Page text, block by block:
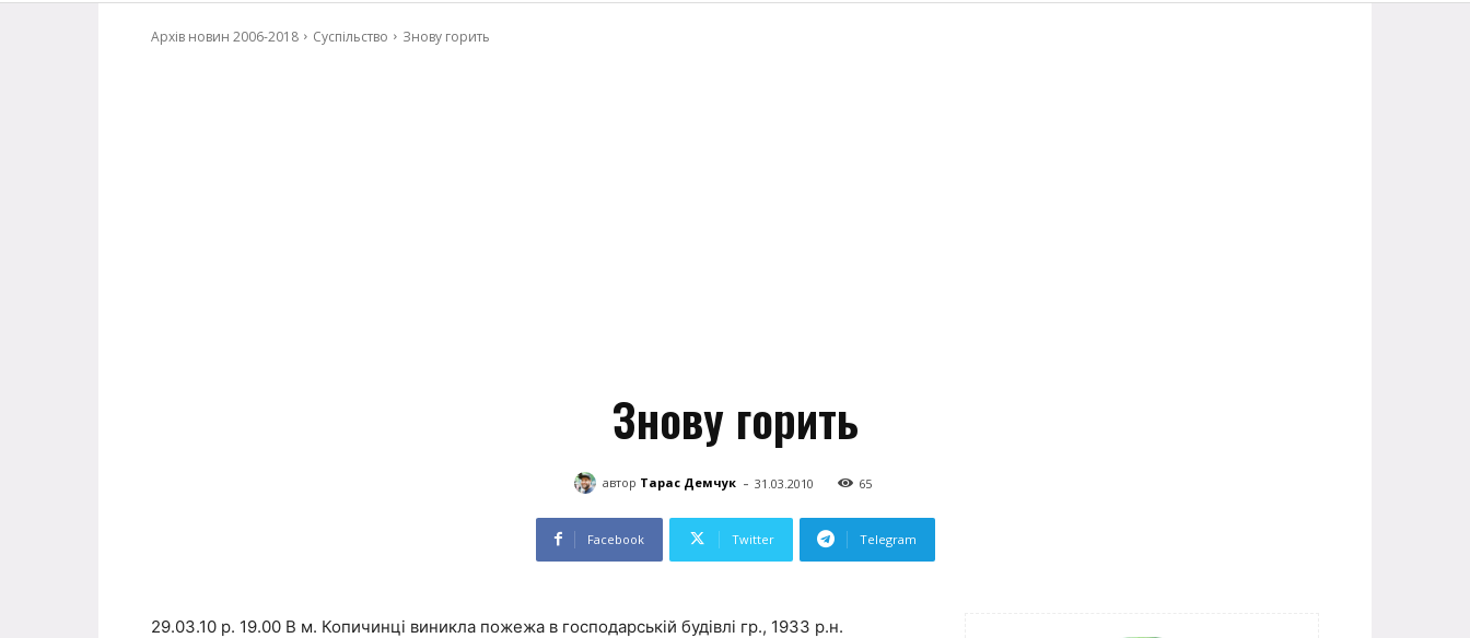
Архів новин 2006-2018 Суспільство Знову горить
Знову горить
автор Тарас Демчук - 31.03.2010 65
Facebook Twitter Telegram
29.03.10 р. 19.00 В м. Копичинці виникла пожежа в господарській будівлі гр., 1933 р.н.